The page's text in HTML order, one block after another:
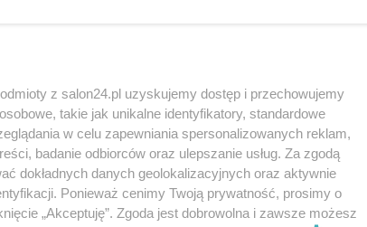
z salon24.pl uzyskujemy dostęp i przechowujemy
takie jak unikalne identyfikatory, standardowe
w celu zapewniania spersonalizowanych reklam,
badanie odbiorców oraz ulepszanie usług. Za zgodą
dokładnych danych geolokalizacyjnych oraz aktywnie
Ponieważ cenimy Twoją prywatność, prosimy o
„Akceptuję”. Zgoda jest dobrowolna i zawsze możesz